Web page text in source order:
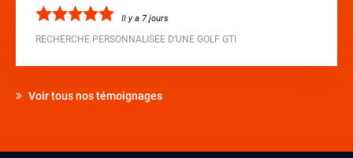
Il y a 7 jours
RECHERCHE PERSONNALISEE D’UNE GOLF GTI
Voir tous nos témoignages